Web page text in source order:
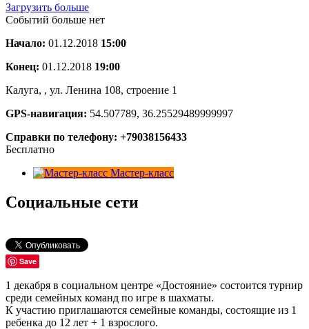
Загрузить больше
Событий больше нет
Начало: 01.12.2018 15:00
Конец: 01.12.2018 19:00
Калуга, , ул. Ленина 108, строение 1
GPS-навигация: 54.507789, 36.25529489999997
Справки по телефону: +79038156433
Бесплатно
Мастер-класс
Социальные сети
Save
1 декабря в социальном центре «Достояние» состоится турнир
среди семейных команд по игре в шахматы.
К участию приглашаются семейные команды, состоящие из 1
ребенка до 12 лет + 1 взрослого.